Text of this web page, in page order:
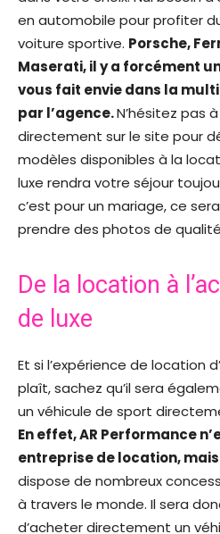
en automobile pour profiter
voiture sportive. Porsche,
Maserati, il y a forcément
vous fait envie dans la
par l’agence.N’hésitez pas
directement sur le site pour
modèles disponibles à la
luxe rendra votre séjour
c’est pour un mariage, ce
prendre des photos de
De la location à
de luxe
Et si l’expérience de location
plaît, sachez qu’il sera
un véhicule de sport
En effet, AR Performance
entreprise de location,
dispose de nombreux
à travers le monde. Il sera
d’acheter directement un